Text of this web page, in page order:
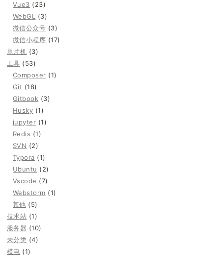
Vue3 (23)
WebGL
(3)
微信公众号 (3)
微信小程序 (17)
单片机 (3)
工具 (53)
Composer (1)
Git (18)
Gitbook (3)
Husky (1)
jupyter (1)
Redis (1)
SVN (2)
Typora (1)
Ubuntu (2)
Vscode (7)
Webstorm (1)
其他 (5)
技术站 (1)
服务器 (10)
未分类 (4)
模电 (1)